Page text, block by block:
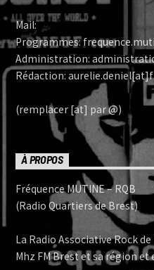
Mail:
Programmes:
Administration:
Rédaction:
(remplacer [at] par @)
À PROPOS
Fréquence MUTINE – RQB
(Radio Quartiers de Brest)
La Radio Associative Rock
Mhz FM Brest et sa région